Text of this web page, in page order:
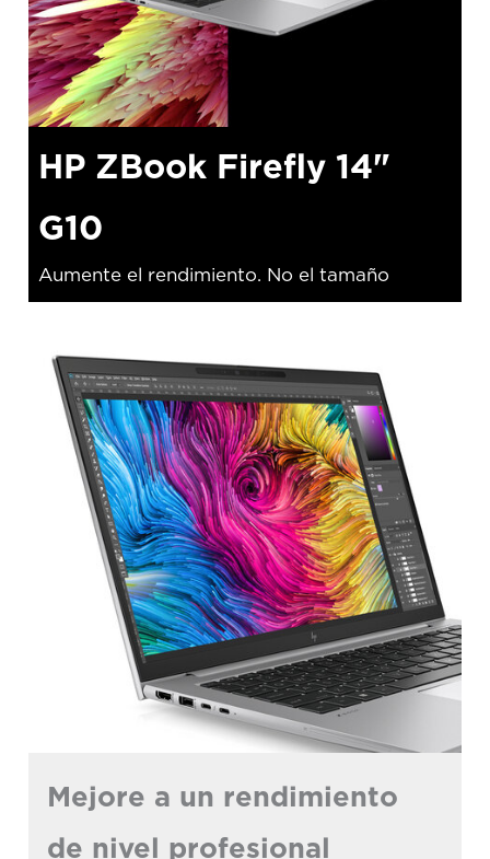
HP ZBook Firefly 14"
G10
Aumente el rendimiento. No el tamaño
Mejore a un rendimiento
de nivel profesional